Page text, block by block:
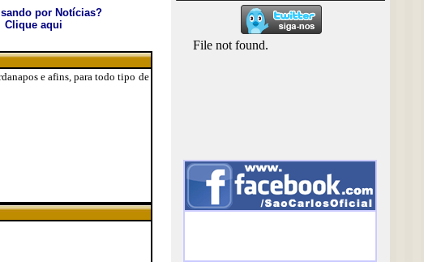
por Notícias?
Clique aqui
e afins, para todo tipo de